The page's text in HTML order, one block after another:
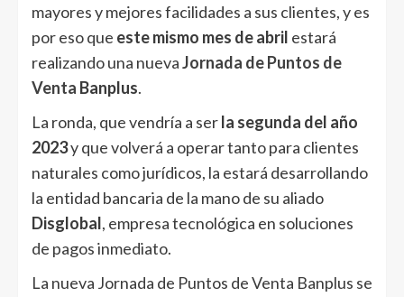
mayores y mejores facilidades a sus clientes, y es
por eso que este mismo mes de abril estará
realizando una nuevaJornada de Puntos de
Venta Banplus.
La ronda, que vendría a serla segunda del año
2023y que volverá a operar tanto para clientes
naturales como jurídicos, la estará desarrollando
la entidad bancaria de la mano de su aliado
Disglobal, empresa tecnológica en soluciones
de pagos inmediato.
La nueva Jornada de Puntos de Venta Banplus se